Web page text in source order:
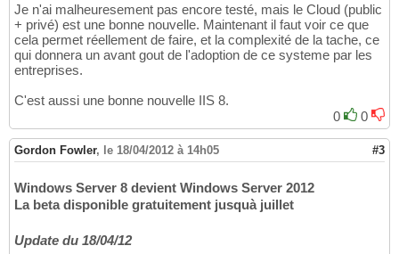
Je n'ai malheuresement pas encore testé, mais le Cloud (public
+ privé) est une bonne nouvelle. Maintenant il faut voir ce que
cela permet réellement de faire, et la complexité de la tache, ce
qui donnera un avant gout de l'adoption de ce systeme par les
entreprises.
C'est aussi une bonne nouvelle IIS 8.
0
0
Gordon Fowler, le 18/04/2012 à 14h05 #3
Windows Server 8 devient Windows Server 2012
La beta disponible gratuitement jusquà juillet
Update du 18/04/12